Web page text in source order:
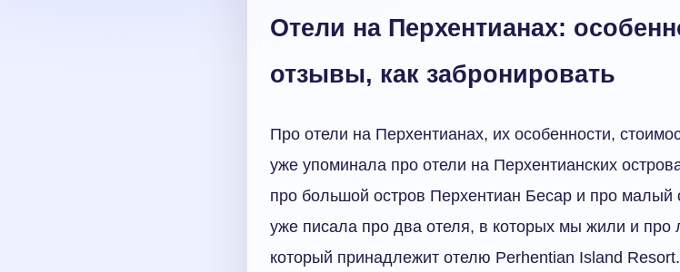
Отели на Перхентианах:
отзывы, как забронировать
Про отели на Перхентианах, их особенности,
уже упоминала про отели на Перхентианских
про большой остров Перхентиан Бесар и про малый
уже писала про два отеля, в которых мы жили и
который принадлежит отелю Perhentian Island Resort.